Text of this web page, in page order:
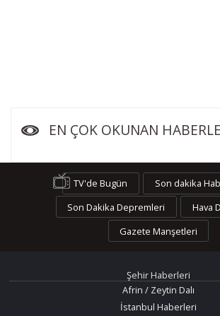
EN ÇOK OKUNAN
TV'de Bugün
Son dakika
Son Dakika Depremleri
Hava
Gazete Manşetleri
Şehir Haberleri
Afrin / Zeytin Dalı
İstanbul Haberleri